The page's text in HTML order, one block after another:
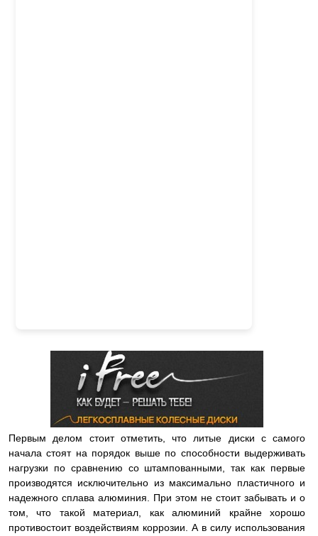
Первым делом стоит отметить, что литые диски с самого
начала стоят на порядок выше по способности выдерживать
нагрузки по сравнению со штампованными, так как первые
производятся исключительно из максимально пластичного и
надежного сплава алюминия. При этом не стоит забывать и о
том, что такой материал, как алюминий крайне хорошо
противостоит воздействиям коррозии. А в силу использования